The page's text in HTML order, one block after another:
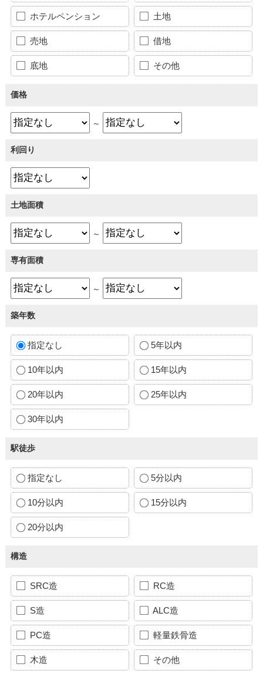
ホテルペンション 土地
売地 借地
底地 その他
価格
～
利回り
土地面積
～
専有面積
～
築年数
指定なし 5年以内
10年以内 15年以内
20年以内 25年以内
30年以内
駅徒歩
指定なし 5分以内
10分以内 15分以内
20分以内
構造
SRC造 RC造
S造 ALC造
PC造 軽量鉄骨造
木造 その他